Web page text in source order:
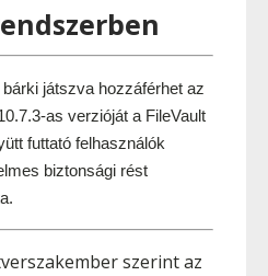
játszva hozzáférhet az
as verzióját a FileVault
futtató felhasználók
biztonsági rést
szerint az